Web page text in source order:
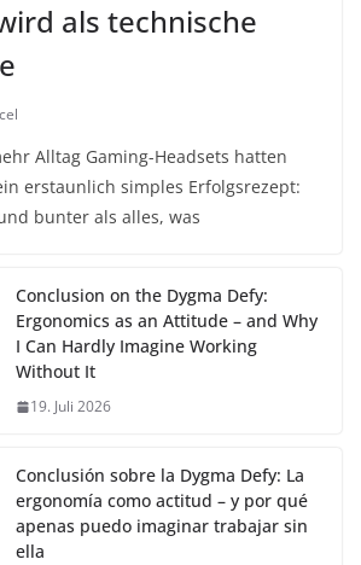
als technische
Alltag Gaming-Headsets hatten
erstaunlich simples Erfolgsrezept:
bunter als alles, was
Conclusion on the Dygma Defy:
Ergonomics as an Attitude – and Why
I Can Hardly Imagine Working
Without It
19. Juli 2026
Conclusión sobre la Dygma Defy: La
ergonomía como actitud – y por qué
apenas puedo imaginar trabajar sin
ella